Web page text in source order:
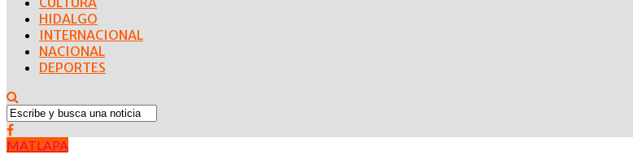
HIDALGO
INTERNACIONAL
NACIONAL
DEPORTES
MATLAPA